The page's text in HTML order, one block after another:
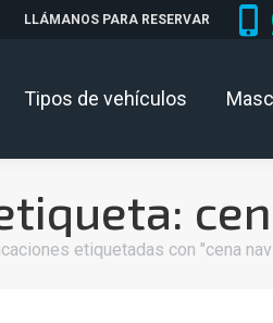
LLÁMANOS PARA RESERVAR
Tipos de vehículos
etiquetadas con "cena